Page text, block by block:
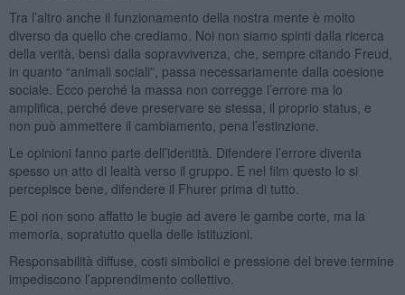
Tra l’altro anche il funzionamento della nostra mente è molto
diverso da quello che crediamo. Noi non siamo spinti dalla ricerca
della verità, bensì dalla sopravvivenza, che, sempre citando Freud,
in quanto “animali sociali”, passa necessariamente dalla coesione
sociale. Ecco perché la massa non corregge l’errore ma lo
amplifica, perché deve preservare se stessa, il proprio status, e
non può ammettere il cambiamento, pena l’estinzione.
Le opinioni fanno parte dell’identità. Difendere l’errore diventa
spesso un atto di lealtà verso il gruppo. E nel film questo lo si
percepisce bene, difendere il Fhurer prima di tutto.
E poi non sono affatto le bugie ad avere le gambe corte, ma la
memoria, sopratutto quella delle istituzioni.
Responsabilità diffuse, costi simbolici e pressione del breve termine
impediscono l’apprendimento collettivo.